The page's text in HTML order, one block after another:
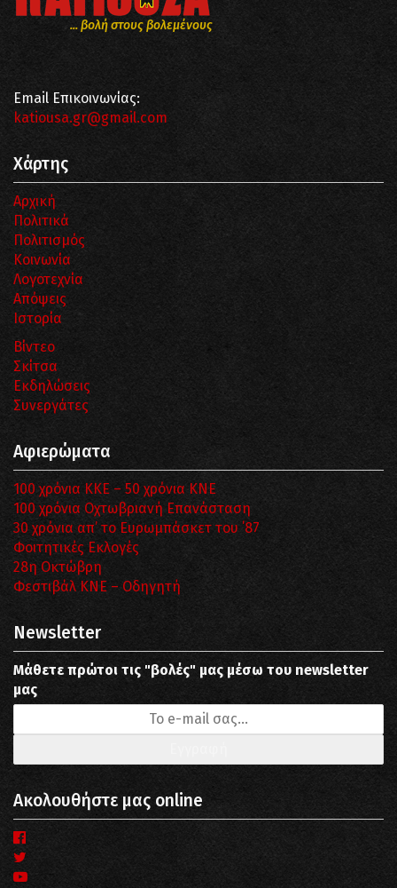
... βολή στους βολεμένους
Email Επικοινωνίας:
katiousa.gr@gmail.com
Χάρτης
Αρχική
Πολιτικά
Πολιτισμός
Κοινωνία
Λογοτεχνία
Απόψεις
Ιστορία
Βίντεο
Σκίτσα
Εκδηλώσεις
Συνεργάτες
Αφιερώματα
100 χρόνια ΚΚΕ – 50 χρόνια ΚΝΕ
100 χρόνια Οχτωβριανή Επανάσταση
30 χρόνια απ’ το Ευρωμπάσκετ του ΄87
Φοιτητικές Εκλογές
28η Οκτώβρη
Φεστιβάλ ΚΝΕ – Οδηγητή
Newsletter
Μάθετε πρώτοι τις "βολές" μας μέσω του newsletter
μας
Ακολουθήστε μας online